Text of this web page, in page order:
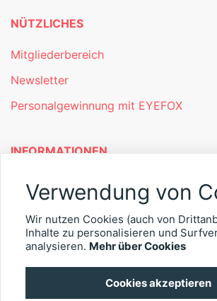
NÜTZLICHES
Mitgliederbereich
Newsletter
Personalgewinnung mit EYEFOX
INFORMATIONEN
Was ist EYEFOX – Ihre Möglichkeiten
Kontakt
Verwendung von
Wir nutzen Cookies (auch von
Inhalte zu personalisieren und
analysieren. Mehr über Cookies
Cookies akzeptieren